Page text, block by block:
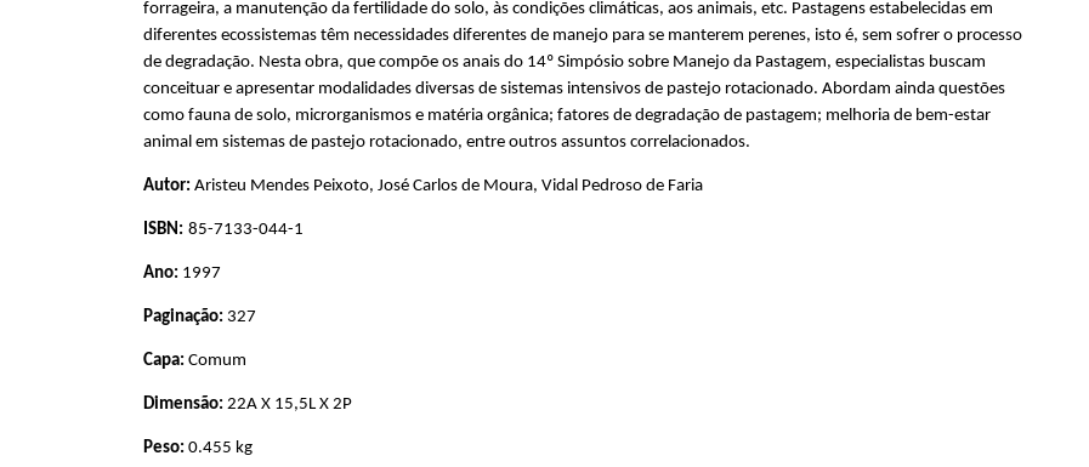
forrageira, a manutenção da fertilidade do solo, às condições climáticas, aos animais, etc. Pastagens estabelecidas em
diferentes ecossistemas têm necessidades diferentes de manejo para se manterem perenes, isto é, sem sofrer o processo
de degradação. Nesta obra, que compõe os anais do 14º Simpósio sobre Manejo da Pastagem, especialistas buscam
conceituar e apresentar modalidades diversas de sistemas intensivos de pastejo rotacionado. Abordam ainda questões
como fauna de solo, microrganismos e matéria orgânica; fatores de degradação de pastagem; melhoria de bem-estar
animal em sistemas de pastejo rotacionado, entre outros assuntos correlacionados.
Autor: Aristeu Mendes Peixoto, José Carlos de Moura, Vidal Pedroso de Faria
ISBN: 85-7133-044-1
Ano: 1997
Paginação: 327
Capa: Comum
Dimensão: 22A X 15,5L X 2P
Peso: 0.455 kg